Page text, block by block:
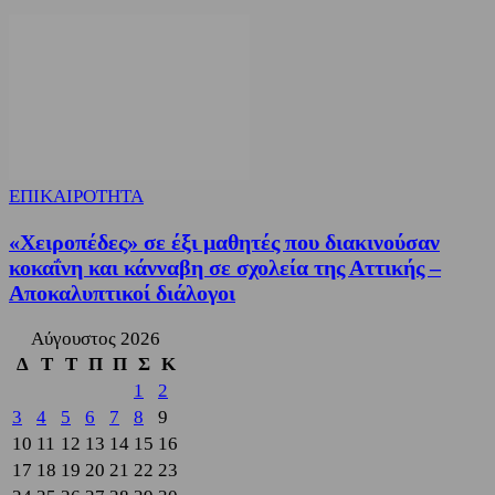
ΕΠΙΚΑΙΡΟΤΗΤΑ
«Χειροπέδες» σε έξι μαθητές που διακινούσαν
κοκαΐνη και κάνναβη σε σχολεία της Αττικής –
Αποκαλυπτικοί διάλογοι
Αύγουστος 2026
Δ
Τ Τ Π Π Σ Κ
1
2
3
4 5 6 7 8
9
10 11 12 13 14 15 16
17 18 19 20 21 22 23